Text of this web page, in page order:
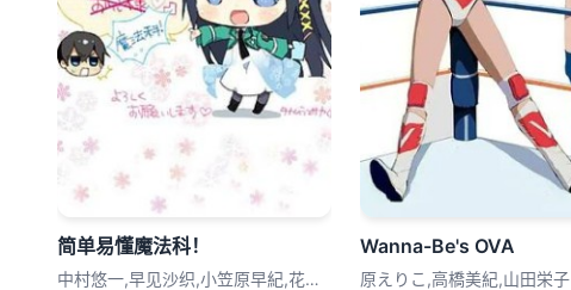
简单易懂魔法科！
中村悠一,早见沙织,小笠原早紀,花泽香菜
Wanna-Be's OVA
原えりこ,高橋美紀,山田栄子